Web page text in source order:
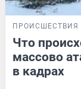
ПРОИСШЕСТВИЯ
Что
массово
в кадрах